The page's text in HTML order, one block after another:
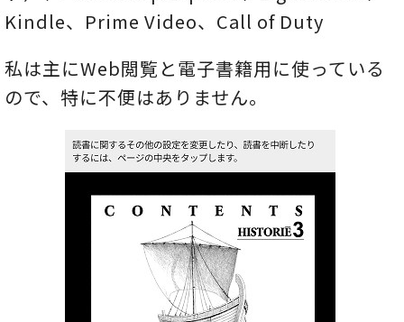
Kindle、Prime Video、Call of Duty
私は主にWeb閲覧と電子書籍用に使っている
ので、特に不便はありません。